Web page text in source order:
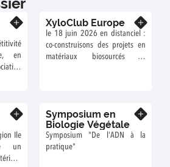
en
XyloClub Europe
le 18 juin 2026 en distanciel :
co-construisons des projets en
matériaux biosourcés et
Ile
un
Symposium en
Biologie Végétale
Symposium "De l'ADN à la
pratique"